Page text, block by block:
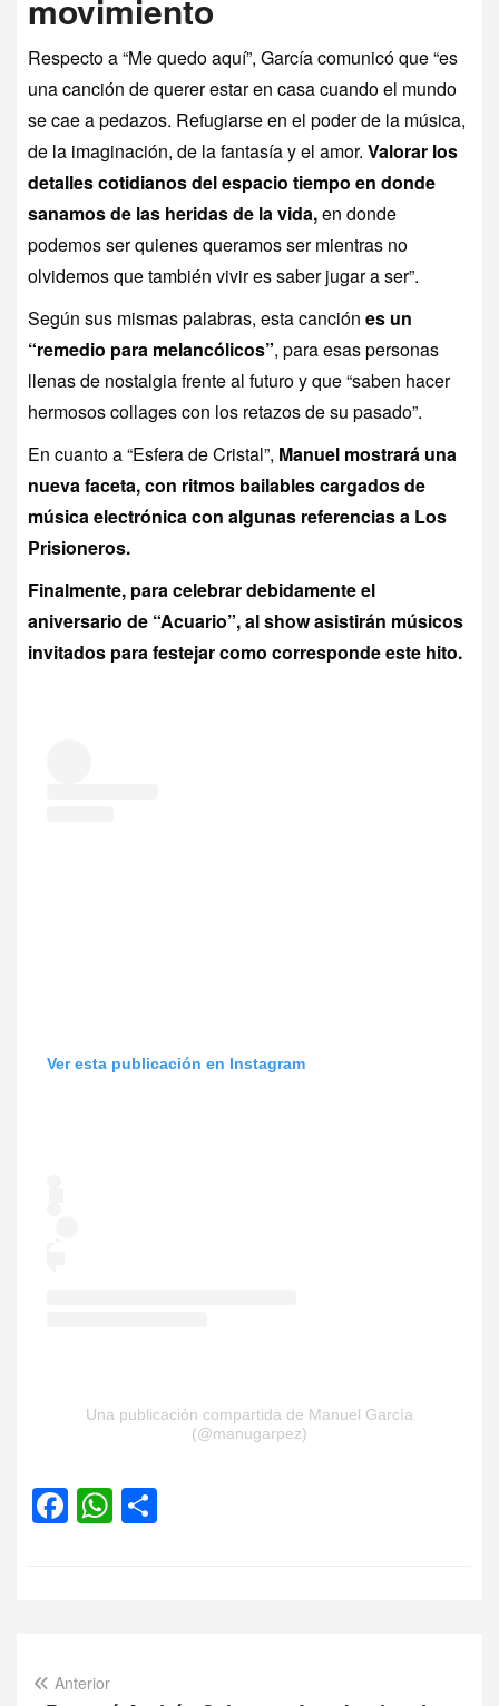
movimiento
Respecto a “Me quedo aquí”, García comunicó que “es
una canción de querer estar en casa cuando el mundo
se cae a pedazos. Refugiarse en el poder de la música,
de la imaginación, de la fantasía y el amor. Valorar los
detalles cotidianos del espacio tiempo en donde
sanamos de las heridas de la vida,en donde
podemos ser quienes queramos ser mientras no
olvidemos que también vivir es saber jugar a ser”.
Según sus mismas palabras, esta canción es un
“remedio para melancólicos”, para esas personas
llenas de nostalgia frente al futuro y que “saben hacer
hermosos collages con los retazos de su pasado”.
En cuanto a “Esfera de Cristal”, Manuel mostrará una
nueva faceta, con ritmos bailables cargados de
música electrónica con algunas referencias a Los
Prisioneros.
Finalmente, para celebrar debidamente el
aniversario de “Acuario”, al show asistirán músicos
invitados para festejar como corresponde este hito.
Ver esta publicación en Instagram
Una publicación compartida de Manuel García
(@manugarpez)
Facebook
WhatsApp
Anterior